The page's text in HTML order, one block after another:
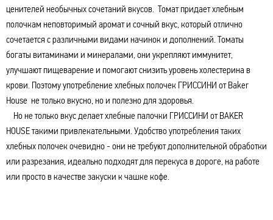
ценителей необычных сочетаний вкусов. Томат придает хлебным
полочкам неповторимый аромат и сочный вкус, который отлично
сочетается с различными видами начинок и дополнений. Томаты
богаты витаминами и минералами, они укрепляют иммунитет,
улучшают пищеварение и помогают снизить уровень холестерина в
крови. Поэтому употребление хлебных полочек ГРИССИНИ от Baker
House не только вкусно, но и полезно для здоровья.
Но не только вкус делает хлебные палочки ГРИССИНИ от BAKER
HOUSE такими привлекательными. Удобство употребления таких
хлебных полочек очевидно - они не требуют дополнительной обработки
или разрезания, идеально подходят для перекуса в дороге, на работе
или просто в качестве закуски к чашке кофе.